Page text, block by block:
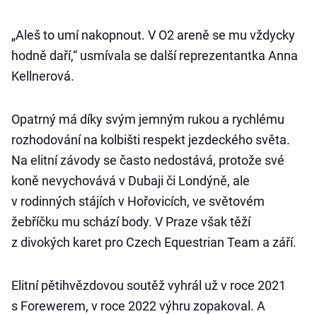
„Aleš to umí nakopnout. V O2 areně se mu vždycky
hodně daří,“ usmívala se další reprezentantka Anna
Kellnerová.
Opatrný má díky svým jemným rukou a rychlému
rozhodování na kolbišti respekt jezdeckého světa.
Na elitní závody se často nedostává, protože své
koně nevychovává v Dubaji či Londýně, ale
v rodinných stájích v Hořovicích, ve světovém
žebříčku mu schází body. V Praze však těží
z divokých karet pro Czech Equestrian Team a září.
Elitní pětihvězdovou soutěž vyhrál už v roce 2021
s Forewerem, v roce 2022 výhru zopakoval. A